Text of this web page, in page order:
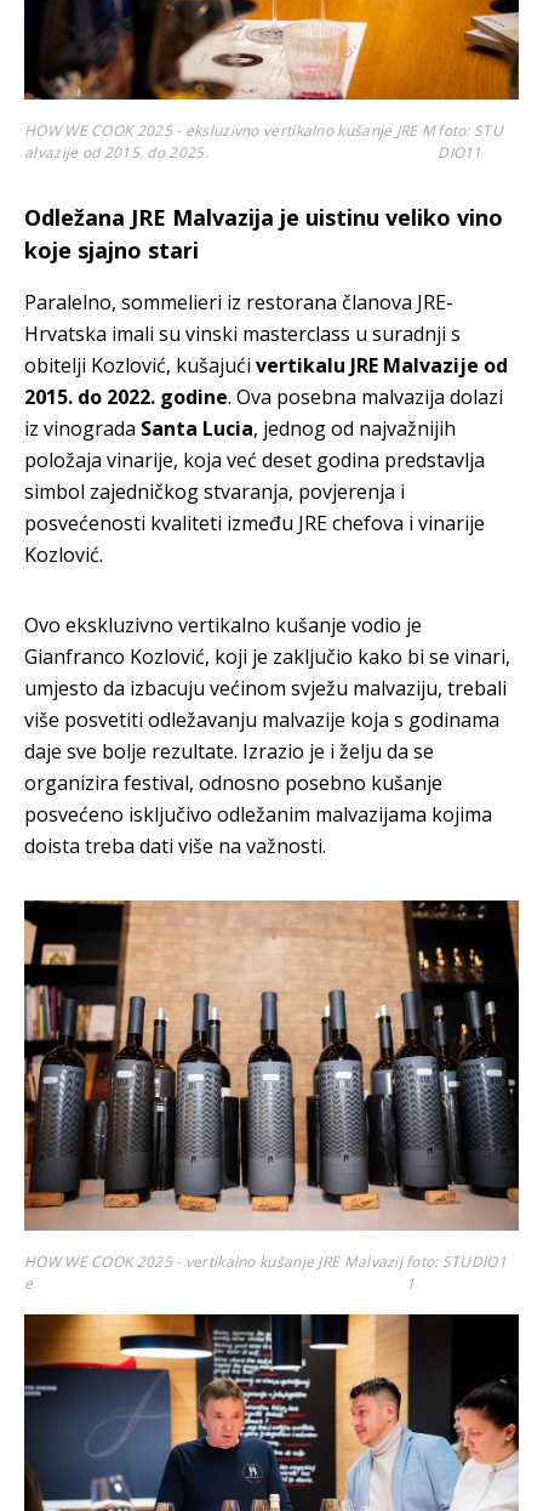
HOW WE COOK 2025 - eksluzivno vertikalno kušanje JRE M
alvazije od 2015. do 2025.
foto: STU
DIO11
Odležana JRE Malvazija je uistinu veliko vino
koje sjajno stari
Paralelno, sommelieri iz restorana članova JRE-
Hrvatska imali su vinski masterclass u suradnji s
obitelji Kozlović, kušajući vertikalu JRE Malvazije od
2015. do 2022. godine. Ova posebna malvazija dolazi
iz vinograda Santa Lucia, jednog od najvažnijih
položaja vinarije, koja već deset godina predstavlja
simbol zajedničkog stvaranja, povjerenja i
posvećenosti kvaliteti između JRE chefova i vinarije
Kozlović.
Ovo ekskluzivno vertikalno kušanje vodio je
Gianfranco Kozlović, koji je zaključio kako bi se vinari,
umjesto da izbacuju većinom svježu malvaziju, trebali
više posvetiti odležavanju malvazije koja s godinama
daje sve bolje rezultate. Izrazio je i želju da se
organizira festival, odnosno posebno kušanje
posvećeno isključivo odležanim malvazijama kojima
doista treba dati više na važnosti.
HOW WE COOK 2025 - vertikalno kušanje JRE Malvazij
e
foto: STUDIO1
1